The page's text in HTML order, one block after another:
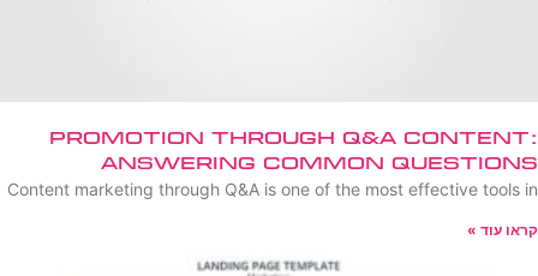
Promotion Through Q&A Content:
Answering Common Questions
Content marketing through Q&A is one of the most effective tools in
קראו עוד »